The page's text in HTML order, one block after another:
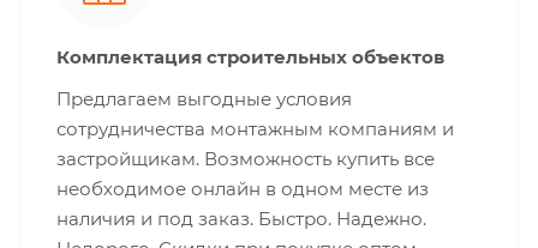
Комплектация строительных объектов
Предлагаем выгодные условия
сотрудничества монтажным компаниям и
застройщикам. Возможность купить все
необходимое онлайн в одном месте из
наличия и под заказ. Быстро. Надежно.